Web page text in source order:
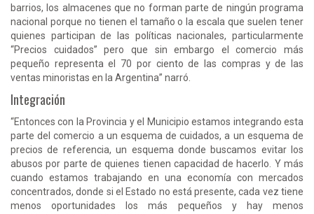
barrios, los almacenes que no forman parte de ningún programa
nacional porque no tienen el tamaño o la escala que suelen tener
quienes participan de las políticas nacionales, particularmente
“Precios cuidados” pero que sin embargo el comercio más
pequeño representa el 70 por ciento de las compras y de las
ventas minoristas en la Argentina” narró.
Integración
“Entonces con la Provincia y el Municipio estamos integrando esta
parte del comercio a un esquema de cuidados, a un esquema de
precios de referencia, un esquema donde buscamos evitar los
abusos por parte de quienes tienen capacidad de hacerlo. Y más
cuando estamos trabajando en una economía con mercados
concentrados, donde si el Estado no está presente, cada vez tiene
menos oportunidades los más pequeños y hay menos